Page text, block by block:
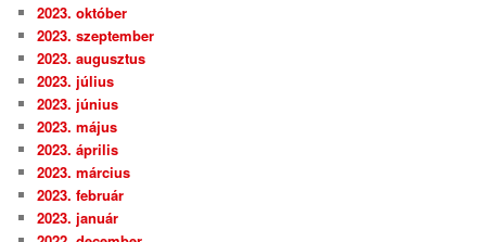
2023. október
2023. szeptember
2023. augusztus
2023. július
2023. június
2023. május
2023. április
2023. március
2023. február
2023. január